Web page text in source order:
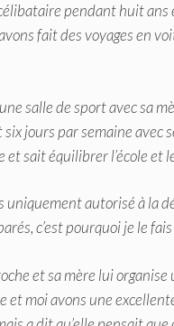
pendant huit
fait des voyages en
salle de sport avec sa
jours par semaine avec
sait équilibrer l’école et
uniquement autorisé à la
c’est pourquoi je le
et sa mère lui
et moi avons une